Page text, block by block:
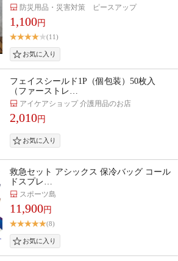
防災用品・災害対策 ピースアップ
1,100円
(11)
フェイスシールド1P（個包装）50枚入
（ファーストレ…
アイケアショップ 介護用品のお店
2,010円
救急セット アシックス 保冷バッグ コール
ドスプレ…
スポーツ島
11,900円
(8)